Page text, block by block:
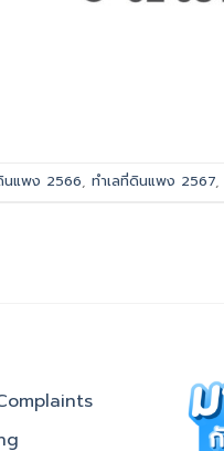
นแพง 2566, ทำเลที่ดินแพง 2567,